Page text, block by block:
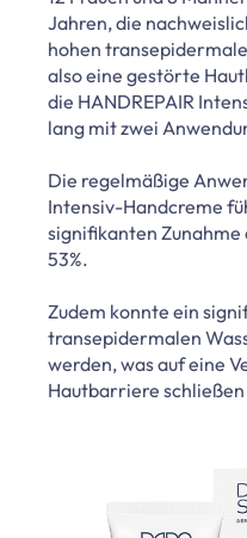
Jahren, die
hohen
also eine gestörte
die HANDREPAIR
lang mit zwei
Die regelmäßige
Intensiv-Handcreme
signifikanten
53%.
Zudem konnte ein
transepidermalen
werden, was auf eine
Hautbarriere schließen